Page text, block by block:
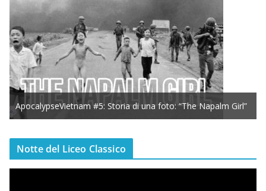
ApocalypseVietnam #5: Storia di una foto: “The Napalm Girl”
Notte del Liceo Classico